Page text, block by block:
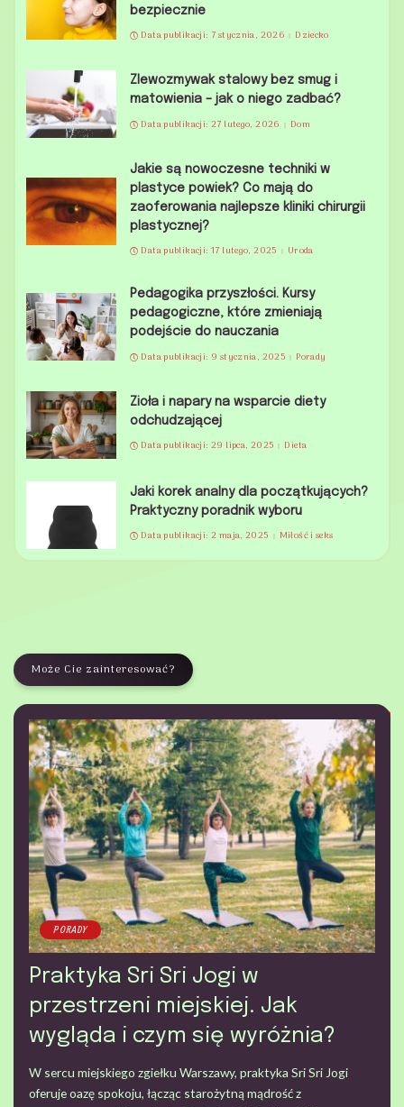
bezpiecznie
Data publikacji: 7 stycznia, 2026 Dziecko
Zlewozmywak stalowy bez smug i
matowienia – jak o niego zadbać?
Data publikacji: 27 lutego, 2026 Dom
Jakie są nowoczesne techniki w
plastyce powiek? Co mają do
zaoferowania najlepsze kliniki chirurgii
plastycznej?
Data publikacji: 17 lutego, 2025 Uroda
Pedagogika przyszłości. Kursy
pedagogiczne, które zmieniają
podejście do nauczania
Data publikacji: 9 stycznia, 2025 Porady
Zioła i napary na wsparcie diety
odchudzającej
Data publikacji: 29 lipca, 2025 Dieta
Jaki korek analny dla początkujących?
Praktyczny poradnik wyboru
Data publikacji: 2 maja, 2025 Miłość i seks
Może Cie zainteresować?
PORADY
Praktyka Sri Sri Jogi w
przestrzeni miejskiej. Jak
wygląda i czym się wyróżnia?
W sercu miejskiego zgiełku Warszawy, praktyka Sri Sri Jogi
oferuje oazę spokoju, łącząc starożytną mądrość z